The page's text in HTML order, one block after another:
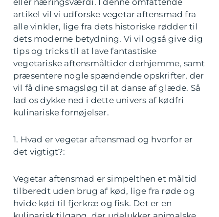
eller næringsværdi. I denne omfattende
artikel vil vi udforske vegetar aftensmad fra
alle vinkler, lige fra dets historiske rødder til
dets moderne betydning. Vi vil også give dig
tips og tricks til at lave fantastiske
vegetariske aftensmåltider derhjemme, samt
præsentere nogle spændende opskrifter, der
vil få dine smagsløg til at danse af glæde. Så
lad os dykke ned i dette univers af kødfri
kulinariske fornøjelser.
1. Hvad er vegetar aftensmad og hvorfor er
det vigtigt?:
Vegetar aftensmad er simpelthen et måltid
tilberedt uden brug af kød, lige fra røde og
hvide kød til fjerkræ og fisk. Det er en